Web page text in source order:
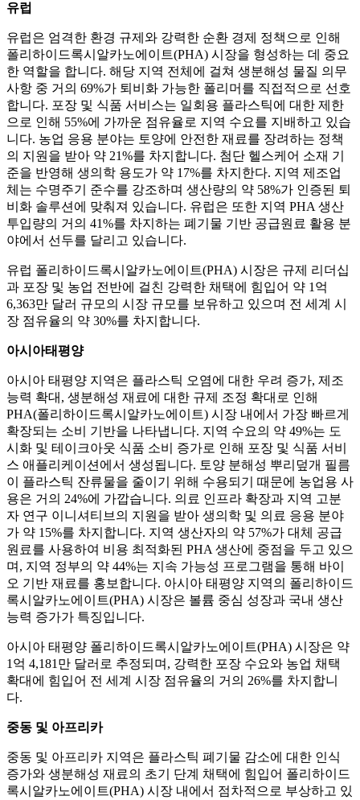
유럽
유럽은 엄격한 환경 규제와 강력한 순환 경제 정책으로 인해
폴리하이드록시알카노에이트(PHA) 시장을 형성하는 데 중요
한 역할을 합니다. 해당 지역 전체에 걸쳐 생분해성 물질 의무
사항 중 거의 69%가 퇴비화 가능한 폴리머를 직접적으로 선호
합니다. 포장 및 식품 서비스는 일회용 플라스틱에 대한 제한
으로 인해 55%에 가까운 점유율로 지역 수요를 지배하고 있습
니다. 농업 응용 분야는 토양에 안전한 재료를 장려하는 정책
의 지원을 받아 약 21%를 차지합니다. 첨단 헬스케어 소재 기
준을 반영해 생의학 용도가 약 17%를 차지한다. 지역 제조업
체는 수명주기 준수를 강조하며 생산량의 약 58%가 인증된 퇴
비화 솔루션에 맞춰져 있습니다. 유럽은 또한 지역 PHA 생산
투입량의 거의 41%를 차지하는 폐기물 기반 공급원료 활용 분
야에서 선두를 달리고 있습니다.
유럽 ​​폴리하이드록시알카노에이트(PHA) 시장은 규제 리더십
과 포장 및 농업 전반에 걸친 강력한 채택에 힘입어 약 1억
6,363만 달러 규모의 시장 규모를 보유하고 있으며 전 세계 시
장 점유율의 약 30%를 차지합니다.
아시아태평양
아시아 태평양 지역은 플라스틱 오염에 대한 우려 증가, 제조
능력 확대, 생분해성 재료에 대한 규제 조정 확대로 인해
PHA(폴리하이드록시알카노에이트) 시장 내에서 가장 빠르게
확장되는 소비 기반을 나타냅니다. 지역 수요의 약 49%는 도
시화 및 테이크아웃 식품 소비 증가로 인해 포장 및 식품 서비
스 애플리케이션에서 생성됩니다. 토양 분해성 뿌리덮개 필름
이 플라스틱 잔류물을 줄이기 위해 수용되기 때문에 농업용 사
용은 거의 24%에 가깝습니다. 의료 인프라 확장과 지역 고분
자 연구 이니셔티브의 지원을 받아 생의학 및 의료 응용 분야
가 약 15%를 차지합니다. 지역 생산자의 약 57%가 대체 공급
원료를 사용하여 비용 최적화된 PHA 생산에 중점을 두고 있으
며, 지역 정부의 약 44%는 지속 가능성 프로그램을 통해 바이
오 기반 재료를 홍보합니다. 아시아 태평양 지역의 폴리하이드
록시알카노에이트(PHA) 시장은 볼륨 중심 성장과 국내 생산
능력 증가가 특징입니다.
아시아 태평양 폴리하이드록시알카노에이트(PHA) 시장은 약
1억 4,181만 달러로 추정되며, 강력한 포장 수요와 농업 채택
확대에 힘입어 전 세계 시장 점유율의 거의 26%를 차지합니
다.
중동 및 아프리카
중동 및 아프리카 지역은 플라스틱 폐기물 감소에 대한 인식
증가와 생분해성 재료의 초기 단계 채택에 힘입어 폴리하이드
록시알카노에이트(PHA) 시장 내에서 점차적으로 부상하고 있